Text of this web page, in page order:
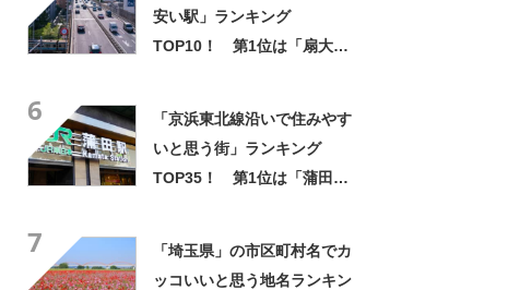
安い駅」ランキング
TOP10！ 第1位は「扇大
6
「京浜東北線沿いで住みやす
いと思う街」ランキング
TOP35！ 第1位は「蒲田」
7
「埼玉県」の市区町村名でカ
ッコいいと思う地名ランキン